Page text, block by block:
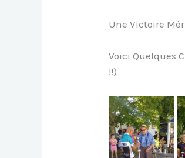
Une Victoire
Voici Quelques
!!)